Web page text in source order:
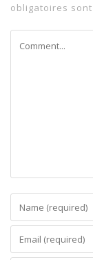
obligatoires